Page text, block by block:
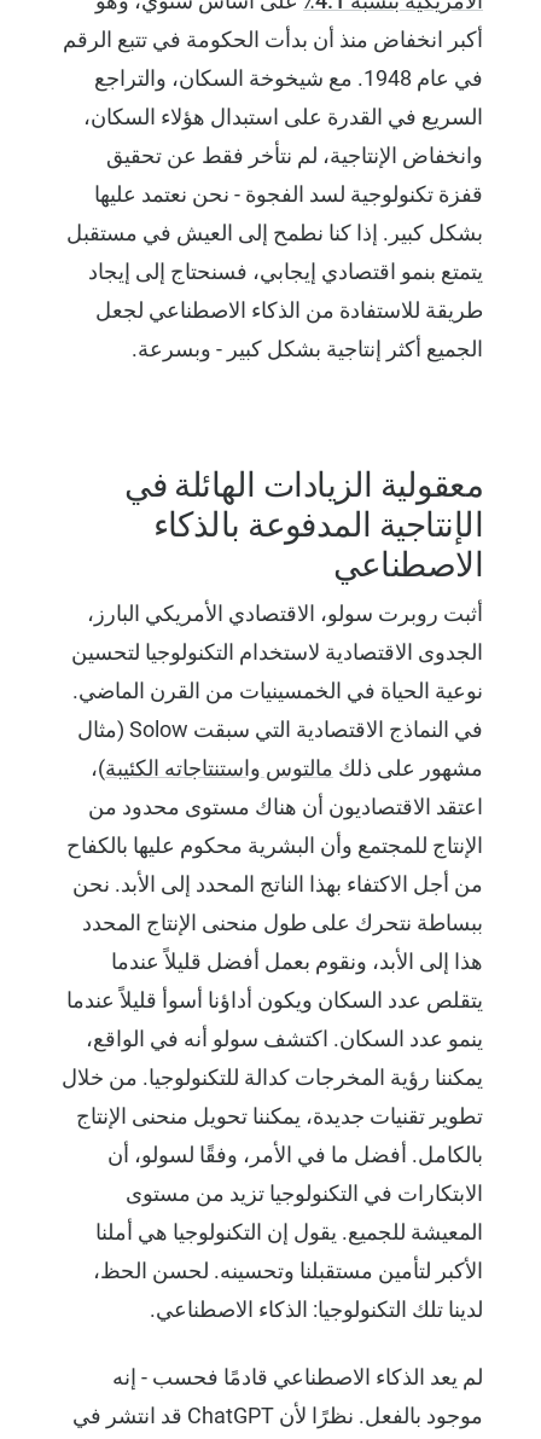
أكبر انخفاض منذ أن بدأت الحكومة في تتبع الرقم
في عام 1948. مع شيخوخة السكان، والتراجع
السريع في القدرة على استبدال هؤلاء السكان،
وانخفاض الإنتاجية، لم نتأخر فقط عن تحقيق
قفزة تكنولوجية لسد الفجوة - نحن نعتمد عليها
بشكل كبير. إذا كنا نطمح إلى العيش في مستقبل
يتمتع بنمو اقتصادي إيجابي، فسنحتاج إلى إيجاد
طريقة للاستفادة من الذكاء الاصطناعي لجعل
الجميع أكثر إنتاجية بشكل كبير - وبسرعة.
معقولية الزيادات الهائلة في
الإنتاجية المدفوعة بالذكاء
الاصطناعي
أثبت روبرت سولو، الاقتصادي الأمريكي البارز،
الجدوى الاقتصادية لاستخدام التكنولوجيا لتحسين
نوعية الحياة في الخمسينيات من القرن الماضي.
في النماذج الاقتصادية التي سبقت Solow (مثال
مشهور على ذلك مالتوس واستنتاجاته الكئيبة)،
اعتقد الاقتصاديون أن هناك مستوى محدود من
الإنتاج للمجتمع وأن البشرية محكوم عليها بالكفاح
من أجل الاكتفاء بهذا الناتج المحدد إلى الأبد. نحن
ببساطة نتحرك على طول منحنى الإنتاج المحدد
هذا إلى الأبد، ونقوم بعمل أفضل قليلاً عندما
يتقلص عدد السكان ويكون أداؤنا أسوأ قليلاً عندما
ينمو عدد السكان. اكتشف سولو أنه في الواقع،
يمكننا رؤية المخرجات كدالة للتكنولوجيا. من خلال
تطوير تقنيات جديدة، يمكننا تحويل منحنى الإنتاج
بالكامل. أفضل ما في الأمر، وفقًا لسولو، أن
الابتكارات في التكنولوجيا تزيد من مستوى
المعيشة للجميع. يقول إن التكنولوجيا هي أملنا
الأكبر لتأمين مستقبلنا وتحسينه. لحسن الحظ،
لدينا تلك التكنولوجيا: الذكاء الاصطناعي.
لم يعد الذكاء الاصطناعي قادمًا فحسب - إنه
موجود بالفعل. نظرًا لأن ChatGPT قد انتشر في